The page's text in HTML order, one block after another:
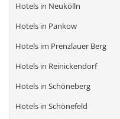
Hotels in Neukölln
Hotels in Pankow
Hotels im Prenzlauer Berg
Hotels in Reinickendorf
Hotels in Schöneberg
Hotels in Schönefeld